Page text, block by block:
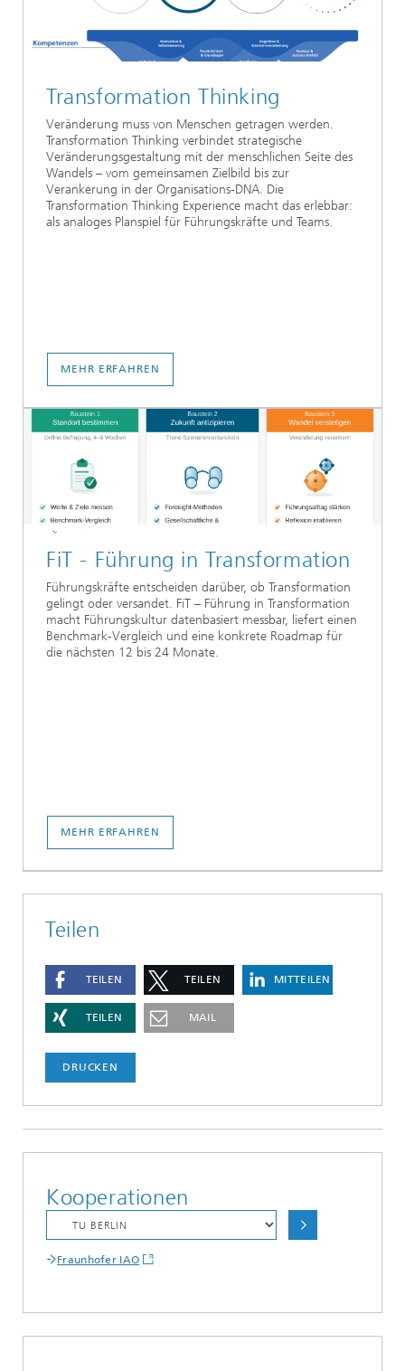
Transformation Thinking
Veränderung muss von Menschen getragen werden.
Transformation Thinking verbindet strategische
Veränderungsgestaltung mit der menschlichen Seite des
Wandels – vom gemeinsamen Zielbild bis zur
Verankerung in der Organisations-DNA. Die
Transformation Thinking Experience macht das erlebbar:
als analoges Planspiel für Führungskräfte und Teams.
MEHR ERFAHREN
FiT - Führung in Transformation
Führungskräfte entscheiden darüber, ob Transformation
gelingt oder versandet. FiT – Führung in Transformation
macht Führungskultur datenbasiert messbar, liefert einen
Benchmark-Vergleich und eine konkrete Roadmap für
die nächsten 12 bis 24 Monate.
MEHR ERFAHREN
Teilen
TEILEN TEILEN MITTEILEN
TEILEN MAIL
DRUCKEN
Kooperationen
Fraunhofer IAO